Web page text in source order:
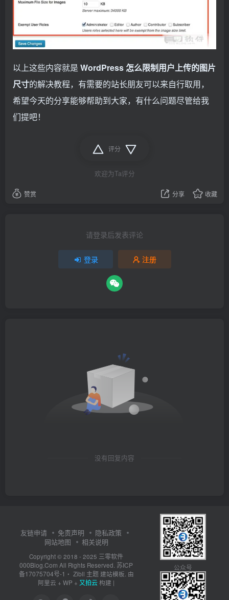
以上这些内容就是 WordPress 怎么限制用户上传的图片
尺寸的解决教程，有需要的站长朋友可以来自行取用，
希望今天的分享能够帮助到大家，有什么问题尽管给我
们提吧！
评分
欢迎为Ta评分
赞赏 分享 收藏
请登录后发表评论
登录 注册
没有回复内容
友链申请 免责声明
隐私政策
网站地图
相关说明
Copyright © 2018 - 2025 三零软件
000Blog.Com All Rights Reserved. 苏ICP
备17075704号-1 ・ Zibll 主题建站模板. 由
阿里云 + WP + 又拍云构建 |
公众号